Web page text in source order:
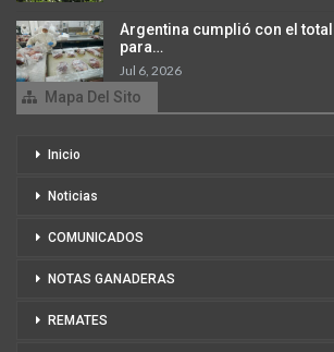
Argentina cumplió con el
para…
Jul 6, 2026
Mapa Del Sito
Inicio
Noticias
COMUNICADOS
NOTAS GANADERAS
REMATES